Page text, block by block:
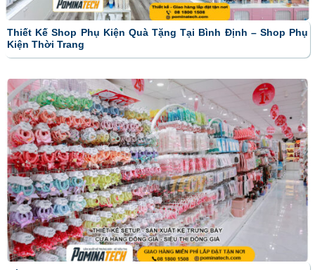
Thiết Kế Shop Phụ Kiện Quà Tặng Tại Bình Định – Shop Phụ
Kiện Thời Trang